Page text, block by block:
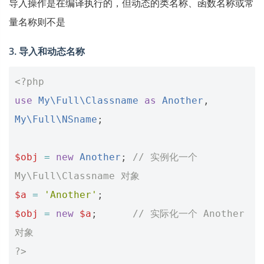
导入操作是在编译执行的，但动态的类名称、函数名称或常
量名称则不是
3. 导入和动态名称
<?php
use My\Full\Classname as Another ,
My\Full\NSname ;
$obj = new Another ;
// 实例化一个
My\Full\Classname 对象
$a = 'Another' ;
$obj
= new $a ;
// 实际化一个 Another
对象
?>